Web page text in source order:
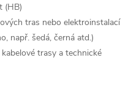
(HB)
tras nebo elektroinstalací
např. šedá, černá atd.)
trasy a technické